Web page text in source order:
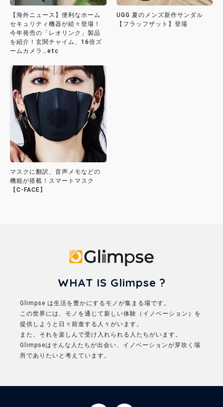
【海外ニュース】便利なホーム
セキュリティ機器が続々登場！
今年発売の「レオリンク」製品
を紹介！玄関チャイム、16倍ズ
ームカメラ…etc
UGG 夏のメンズ新作サンダル
【フラッフザット】登場
マスクに翻訳、音声メモなどの
機能が搭載！スマートマスク
【C-FACE】
WHAT IS Glimpse ?
Glimpse は生活を豊かにするモノが集まる場です。
この世界には、モノを通じて新しい体験（イノベーション）を
提供しようと日々前進する人々がいます。
また、それを楽しんで受け入れられる人たちがいます。
Glimpseはそんな人たちが出会い、イノベーションが芽吹く場
所でありたいと考えています。